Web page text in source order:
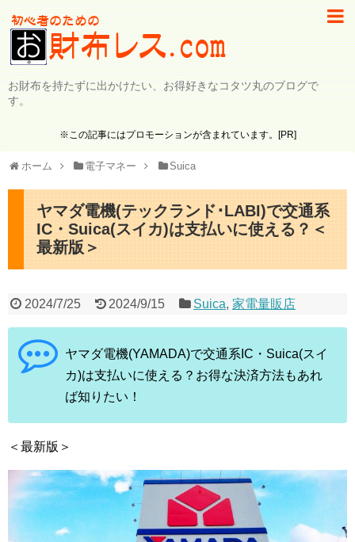
お財布を持たずに出かけたい、お得好きなコタツ丸のブログで
す。
※この記事にはプロモーションが含まれています。[PR]
ホーム 電子マネー Suica
ヤマダ電機(テックランド･LABI)で交通系
IC・Suica(スイカ)は支払いに使える？＜
最新版＞
2024/7/25 2024/9/15 Suica,家電量販店
ヤマダ電機(YAMADA)で交通系IC・Suica(スイ
カ)は支払いに使える？お得な決済方法もあれ
ば知りたい！
＜最新版＞